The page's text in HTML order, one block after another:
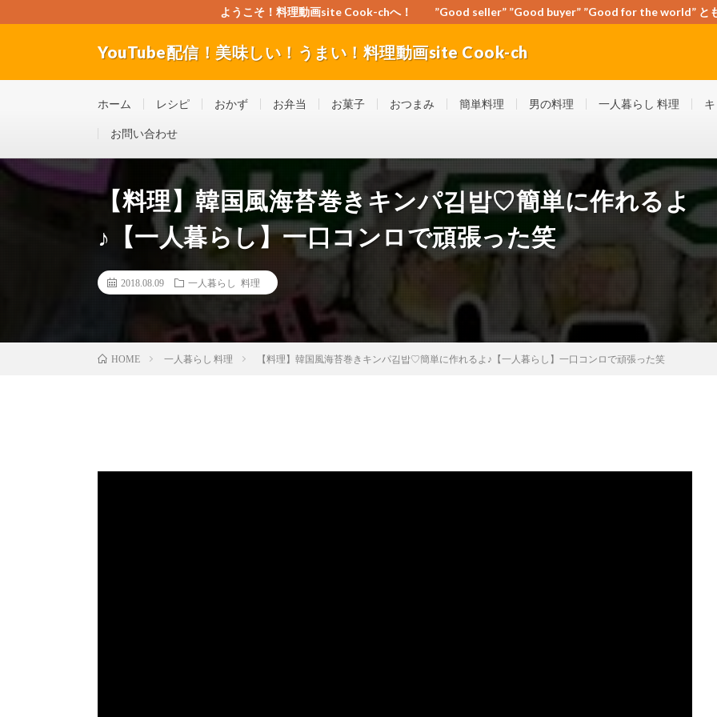
ようこそ！料理動画site Cook-chへ！ ”Good seller” ”Good buyer” ”Good for the world” と
YouTube配信！美味しい！うまい！料理動画site Cook-ch
ホーム レシピ おかず お弁当 お菓子 おつまみ 簡単料理 男の料理 一人暮らし 料理
お問い合わせ
【料理】韓国風海苔巻きキンパ김밥♡簡単に作れるよ
♪【一人暮らし】一口コンロで頑張った笑
2018.08.09 一人暮らし 料理
HOME 一人暮らし 料理 【料理】韓国風海苔巻きキンパ김밥♡簡単に作れるよ♪【一人暮らし】一口コンロで頑張った笑